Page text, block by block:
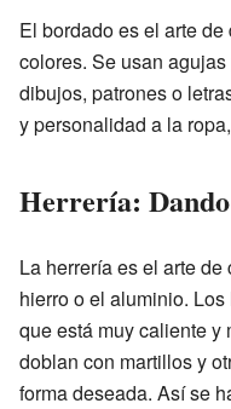
El bordado es el arte
colores. Se usan
dibujos, patrones o
y personalidad a la
Herrería:
La herrería es el arte
hierro o el aluminio.
que está muy caliente
doblan con martillos y
forma deseada. Así se